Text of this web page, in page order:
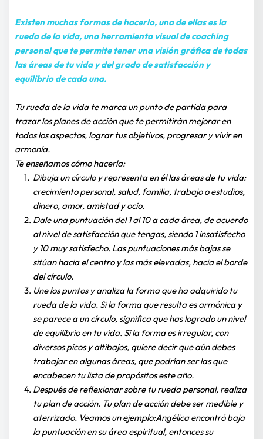
Existen muchas formas de hacerlo, una de ellas es la
rueda de la vida, una herramienta visual de coaching
personal que te permite tener una visión gráfica de todas
las áreas de tu vida y del grado de satisfacción y
equilibrio de cada una.
Tu rueda de la vida te marca un punto de partida para
trazar los planes de acción que te permitirán mejorar en
todos los aspectos, lograr tus objetivos, progresar y vivir en
armonía.
Te enseñamos cómo hacerla:
Dibuja un círculo y representa en él las áreas de tu vida:
crecimiento personal, salud, familia, trabajo o estudios,
dinero, amor, amistad y ocio.
Dale una puntuación del 1 al 10 a cada área, de acuerdo
al nivel de satisfacción que tengas, siendo 1 insatisfecho
y 10 muy satisfecho. Las puntuaciones más bajas se
sitúan hacia el centro y las más elevadas, hacia el borde
del círculo.
Une los puntos y analiza la forma que ha adquirido tu
rueda de la vida. Si la forma que resulta es armónica y
se parece a un círculo, significa que has logrado un nivel
de equilibrio en tu vida. Si la forma es irregular, con
diversos picos y altibajos, quiere decir que aún debes
trabajar en algunas áreas, que podrían ser las que
encabecen tu lista de propósitos este año.
Después de reflexionar sobre tu rueda personal, realiza
tu plan de acción. Tu plan de acción debe ser medible y
aterrizado. Veamos un ejemplo:Angélica encontró baja
la puntuación en su área espiritual, entonces su